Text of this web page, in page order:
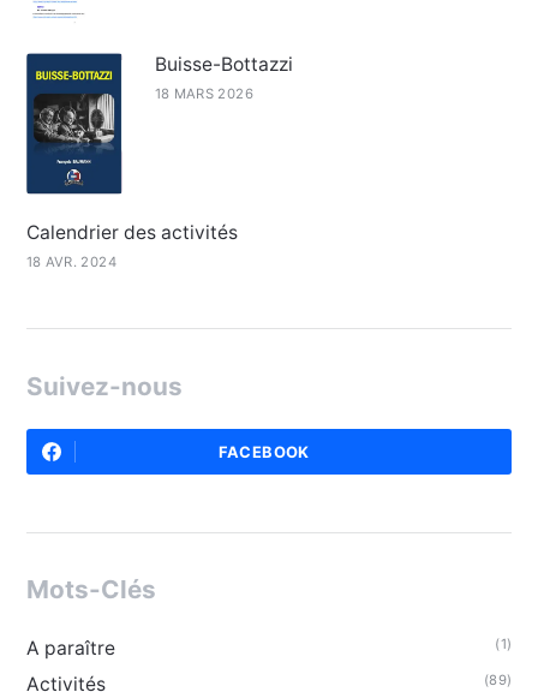
Buisse-Bottazzi
18 MARS 2026
Calendrier des activités
18 AVR. 2024
Suivez-nous
FACEBOOK
Mots-Clés
A paraître (1)
Activités (89)